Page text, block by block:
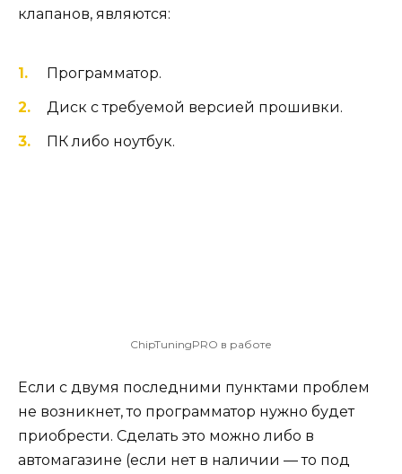
клапанов, являются:
Программатор.
Диск с требуемой версией прошивки.
ПК либо ноутбук.
ChipTuningPRO в работе
Если с двумя последними пунктами проблем
не возникнет, то программатор нужно будет
приобрести. Сделать это можно либо в
автомагазине (если нет в наличии — то под